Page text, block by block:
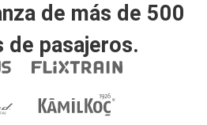
de más de 500
de pasajeros.